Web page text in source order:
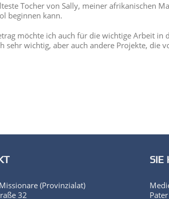
Tocher von Sally, meiner afrikanischen
beginnen kann.
möchte ich auch für die wichtige Arbeit
sehr wichtig, aber auch andere Projekte, die
(Provinzialat)
32
SIE